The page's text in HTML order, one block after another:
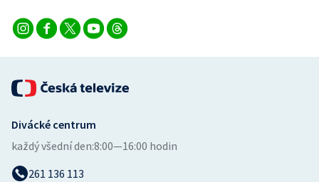
Volejbal
Ostatní
Divácké centrum
každý všední den:8:00—16:00 hodin
261 136 113